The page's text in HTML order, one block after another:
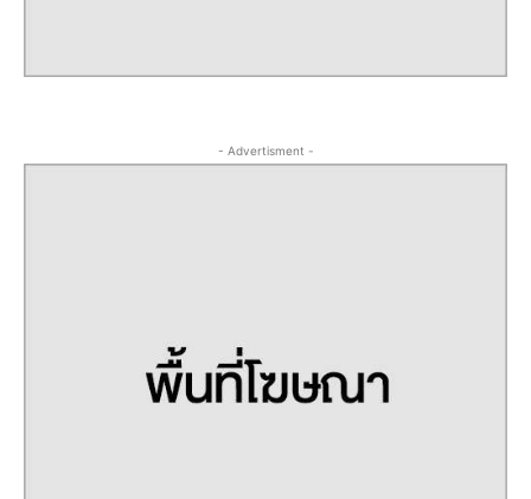
- Advertisment -